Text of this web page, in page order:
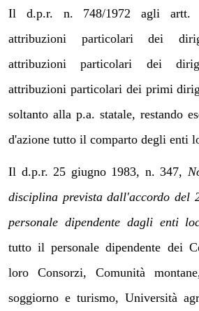
Il d.p.r. n. 748/1972 agli artt.
attribuzioni particolari dei
attribuzioni particolari dei
attribuzioni particolari dei primi
soltanto alla p.a. statale, restando
d'azione tutto il comparto degli enti
Il d.p.r. 25 giugno 1983, n. 347,
disciplina prevista dall'accordo del
personale dipendente dagli enti
tutto il personale dipendente dei
loro Consorzi, Comunità
soggiorno e turismo, Università